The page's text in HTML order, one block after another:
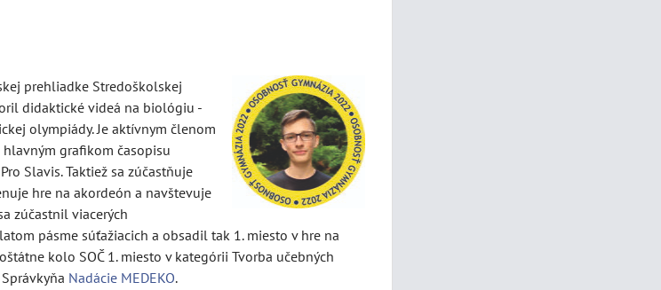
prehliadke Stredoškolskej
didaktické videá na biológiu -
olympiády. Je aktívnym členom
grafikom časopisu
Slavis. Taktiež sa zúčastňuje
hre na akordeón a navštevuje
zúčastnil viacerých
pásme súťažiacich a obsadil tak 1. miesto v hre na
kolo SOČ 1. miesto v kategórii Tvorba učebných
Nadácie MEDEKO.